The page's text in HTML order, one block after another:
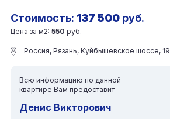
Стоимость: 137 500 руб.
Цена за м2: 550 руб.
Россия, Рязань, Куйбышевское шоссе, 19
Всю информацию по данной
квартире Вам предоставит
Денис Викторович